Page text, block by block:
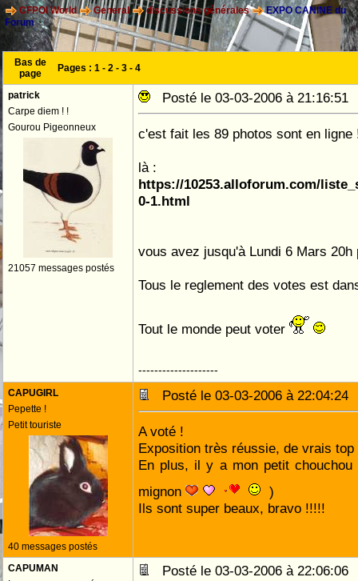
CFPOI World General discussions générales
EXPO CANINE du
Forum
Bas de
page
Pages : 1 - 2 - 3 - 4
patrick
Carpe diem ! !
Gourou Pigeonneux
21057 messages postés
Posté le 03-03-2006 à
c'est fait les 89 photos sont en ligne
là :
https://10253.alloforum.com/
0-1.html
vous avez jusqu'à Lundi 6 Mars
Tous le reglement des votes est
Tout le monde peut voter
--------------------
CAPUGIRL
Pepette !
Petit touriste
40 messages postés
Posté le 03-03-2006 à
A voté !
Exposition très réussie, de vrais
En plus, il y a mon petit chouchou
mignon
)
Ils sont super beaux, bravo !!!!!
CAPUMAN
Posté le 03-03-2006 à